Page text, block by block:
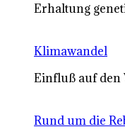
Erhaltung
Klimawandel
Einfluß auf den
Rund um die